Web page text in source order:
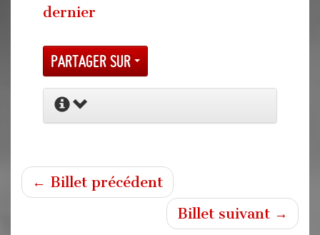
dernier
Partager sur
← Billet précédent
Billet suivant →